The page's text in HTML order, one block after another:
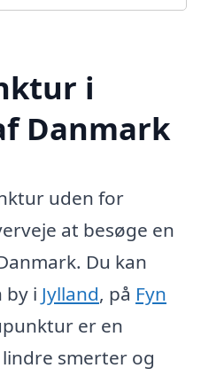
i
Danmark
uden for
at besøge en
Du kan
by i Jylland, på Fyn
er en
smerter og